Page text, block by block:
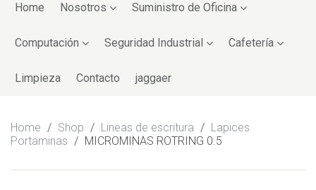
toHome Nosotros Suministro de Oficina
Computación Seguridad Industrial Cafetería
Limpieza Contacto jaggaer
Home / Shop / Lineas de escritura / Lapices
Portaminas / MICROMINAS ROTRING 0.5